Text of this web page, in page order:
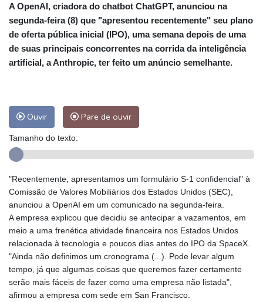
A OpenAI, criadora do chatbot ChatGPT, anunciou na
segunda-feira (8) que "apresentou recentemente" seu plano
de oferta pública inicial (IPO), uma semana depois de uma
de suas principais concorrentes na corrida da inteligência
artificial, a Anthropic, ter feito um anúncio semelhante.
Ouvir Pare de ouvir
Tamanho do texto:
"Recentemente, apresentamos um formulário S-1 confidencial" à
Comissão de Valores Mobiliários dos Estados Unidos (SEC),
anunciou a OpenAI em um comunicado na segunda-feira.
A empresa explicou que decidiu se antecipar a vazamentos, em
meio a uma frenética atividade financeira nos Estados Unidos
relacionada à tecnologia e poucos dias antes do IPO da SpaceX.
"Ainda não definimos um cronograma (...). Pode levar algum
tempo, já que algumas coisas que queremos fazer certamente
serão mais fáceis de fazer como uma empresa não listada",
afirmou a empresa com sede em San Francisco.